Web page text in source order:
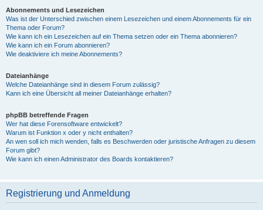
Abonnements und Lesezeichen
Was ist der Unterschied zwischen einem Lesezeichen und einem Abonnements für ein
Thema oder Forum?
Wie kann ich ein Lesezeichen auf ein Thema setzen oder ein Thema abonnieren?
Wie kann ich ein Forum abonnieren?
Wie deaktiviere ich meine Abonnements?
Dateianhänge
Welche Dateianhänge sind in diesem Forum zulässig?
Kann ich eine Übersicht all meiner Dateianhänge erhalten?
phpBB betreffende Fragen
Wer hat diese Forensoftware entwickelt?
Warum ist Funktion x oder y nicht enthalten?
An wen soll ich mich wenden, falls es Beschwerden oder juristische Anfragen zu diesem
Forum gibt?
Wie kann ich einen Administrator des Boards kontaktieren?
Registrierung und Anmeldung